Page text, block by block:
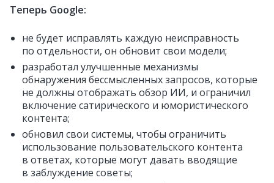
Теперь Google:
не будет исправлять каждую неисправность
по отдельности, он обновит свои модели;
разработал улучшенные механизмы
обнаружения бессмысленных запросов, которые
не должны отображать обзор ИИ, и ограничил
включение сатирического и юмористического
контента;
обновил свои системы, чтобы ограничить
использование пользовательского контента
в ответах, которые могут давать вводящие
в заблуждение советы;